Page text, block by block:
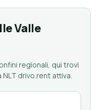
Valle
regionali, qui trovi
drivo.rent attiva.